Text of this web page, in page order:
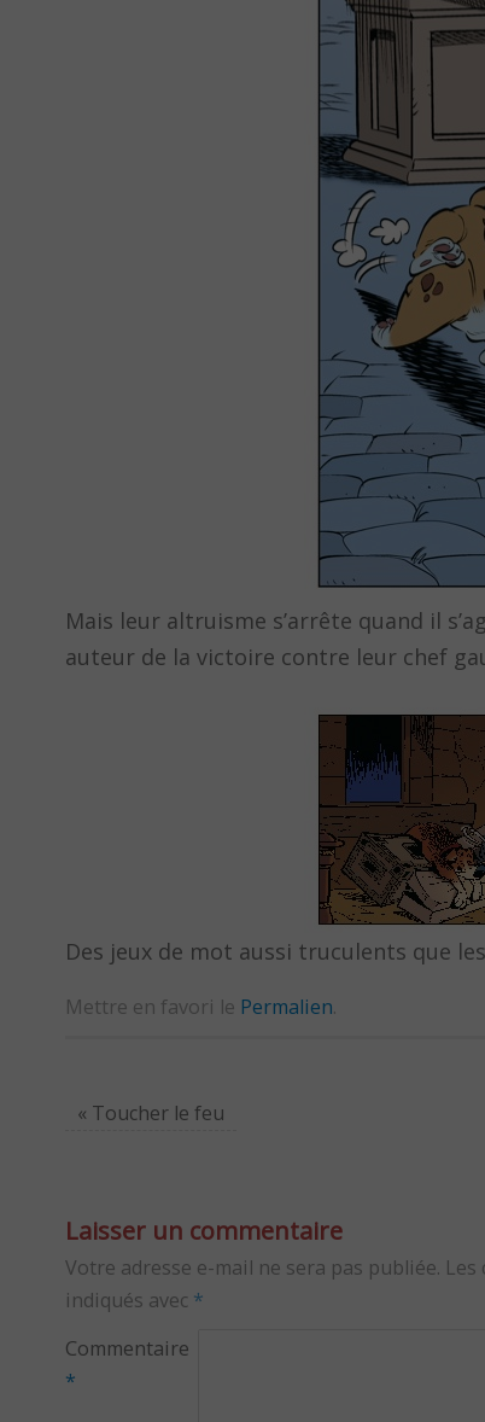
Mais leur altruisme s’arrête quand il
auteur de la victoire contre leur chef
Des jeux de mot aussi truculents que
Mettre en favori le Permalien.
« Toucher le feu
Laisser un commentaire
Votre adresse e-mail ne sera pas publiée.
indiqués avec *
Commentaire
*